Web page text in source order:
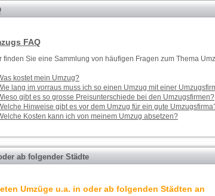
FAQ
finden Sie eine Sammlung von häufigen Fragen zum Thema
kostet mein Umzug?
lang im vorraus muss ich so einen Umzug mit einer
gibt es so grosse Preisunterschiede bei den Umzugsfirmen?
Hinweise gibt es vor dem Umzug für ein gute
Kosten kann ich von meinem Umzug absetzen?
ab folgender Städte
Umzüge u.a. in oder ab folgenden Städten an